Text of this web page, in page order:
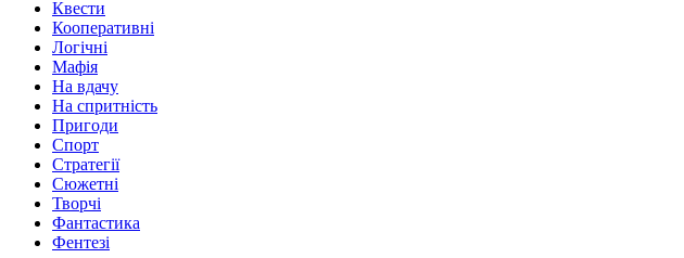
Квести
Кооперативні
Логічні
Мафія
На вдачу
На спритність
Пригоди
Спорт
Стратегії
Сюжетні
Творчі
Фантастика
Фентезі